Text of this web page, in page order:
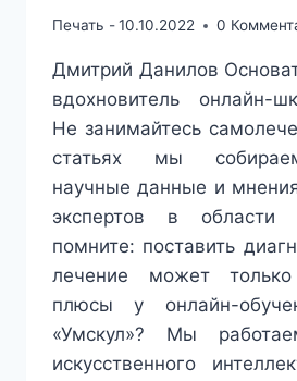
Печать -10.10.2022 0
Дмитрий Данилов
вдохновитель онлайн-
Не занимайтесь
статьях мы
научные данные и
экспертов в области
помните: поставить
лечение может
плюсы у онлайн-
«Умскул»? Мы
искусственного